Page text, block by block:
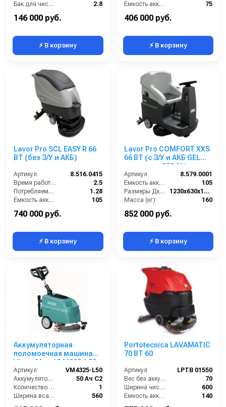
Бак для чистой воды (л):
2.8
146 000 руб.
⚡ В корзину
Ёмкость аккумуляторов (Ач):
75
406 000 руб.
⚡ В корзину
Lavor Pro SCL EASY R 66
BT (без З/У и АКБ)
Артикул:
8.516.0415
Время работы (ч):
2.5
Потребляемая мощность (кВт):
1.28
Ёмкость аккумуляторов (Ач):
105
740 000 руб.
⚡ В корзину
Lavor Pro COMFORT XXS
66 BT (с З/У и АКБ GEL
емкостью 200 Ah)
Артикул:
8.579.0001
Ёмкость аккумуляторов (Ач):
105
Размеры ДхШхВ (мм):
1230x630x1210
Масса (кг):
160
852 000 руб.
⚡ В корзину
Аккумуляторная
поломоечная машина
VinnerMyer VM4325-L50
Артикул:
VM4325-L50
Аккумулятор АКБ (В/А·ч):
50 Ач С2
Количество аккумуляторов (шт):
1
Ширина всасывающей балки (мм):
560
Portotecnica LAVAMATIC
70 BT 60
Артикул:
LPTB 01550
Вес без аккумуляторов (кг):
70
Ширина чистки щёток (мм):
600
Ёмкость аккумуляторов (Ач):
140